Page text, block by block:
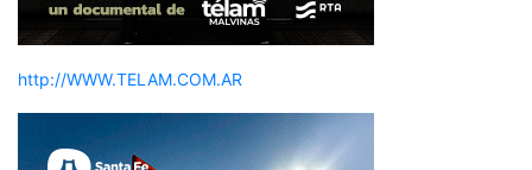
http://WWW.TELAM.COM.AR